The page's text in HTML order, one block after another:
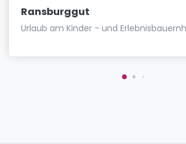
Ransburggut
Urlaub am Kinder - und